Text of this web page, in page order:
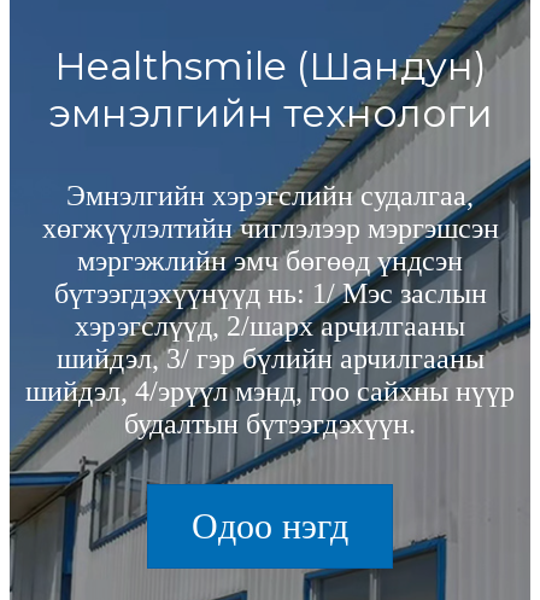
Healthsmile (Шандун)
эмнэлгийн технологи
Эмнэлгийн хэрэгслийн судалгаа,
хөгжүүлэлтийн чиглэлээр мэргэшсэн
мэргэжлийн эмч бөгөөд үндсэн
бүтээгдэхүүнүүд нь: 1/ Мэс заслын
хэрэгслүүд, 2/шарх арчилгааны
шийдэл, 3/ гэр бүлийн арчилгааны
шийдэл, 4/эрүүл мэнд, гоо сайхны нүүр
будалтын бүтээгдэхүүн.
Одоо нэгд